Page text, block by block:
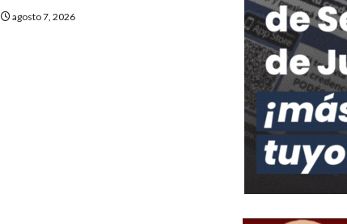
agosto 7, 2026